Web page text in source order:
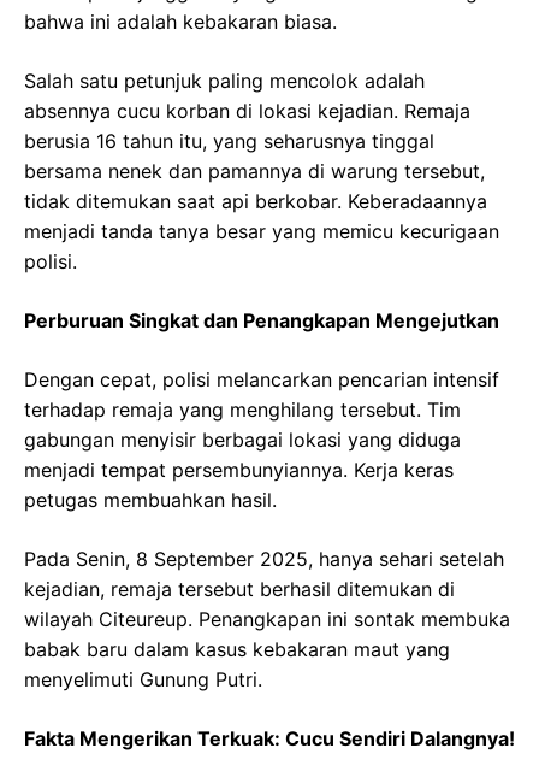
bahwa ini adalah kebakaran biasa.
Salah satu petunjuk paling mencolok adalah
absennya cucu korban di lokasi kejadian. Remaja
berusia 16 tahun itu, yang seharusnya tinggal
bersama nenek dan pamannya di warung tersebut,
tidak ditemukan saat api berkobar. Keberadaannya
menjadi tanda tanya besar yang memicu kecurigaan
polisi.
Perburuan Singkat dan Penangkapan Mengejutkan
Dengan cepat, polisi melancarkan pencarian intensif
terhadap remaja yang menghilang tersebut. Tim
gabungan menyisir berbagai lokasi yang diduga
menjadi tempat persembunyiannya. Kerja keras
petugas membuahkan hasil.
Pada Senin, 8 September 2025, hanya sehari setelah
kejadian, remaja tersebut berhasil ditemukan di
wilayah Citeureup. Penangkapan ini sontak membuka
babak baru dalam kasus kebakaran maut yang
menyelimuti Gunung Putri.
Fakta Mengerikan Terkuak: Cucu Sendiri Dalangnya!